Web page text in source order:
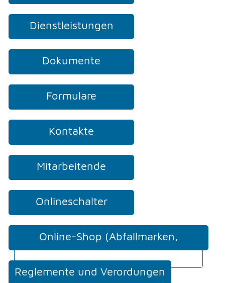
DRUCKEN
Dienstleistungen
Dokumente
Formulare
Kontakte
Mitarbeitende
Onlineschalter
Online-Shop (Abfallmarken,
Reglemente und Verordungen